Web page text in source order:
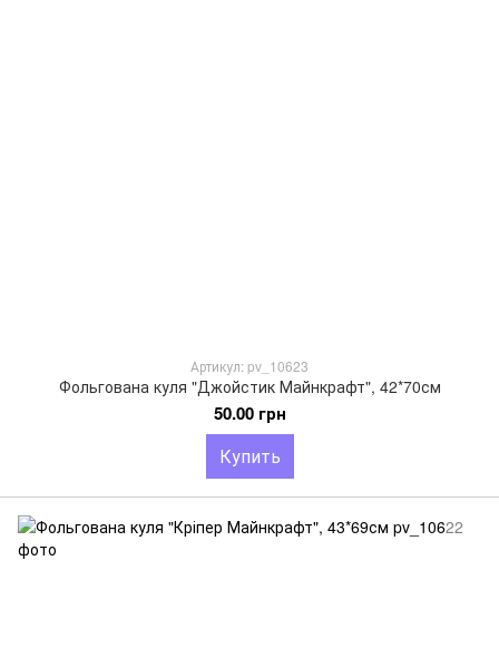
Артикул: pv_10623
Фольгована куля "Джойстик Майнкрафт", 42*70см
50.00 грн
Купить